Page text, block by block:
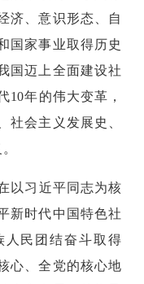
济、意识形态、自
国家事业取得历史
国迈上全面建设社
10年的伟大变革，
社会主义发展史、
习近平同志为核
新时代中国特色社
人民团结奋斗取得
心、全党的核心地